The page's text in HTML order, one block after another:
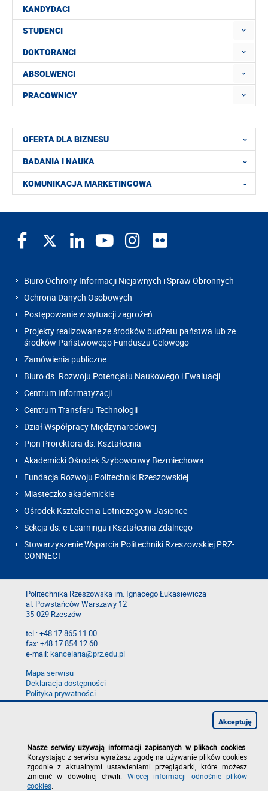
KANDYDACI
STUDENCI
DOKTORANCI
ABSOLWENCI
PRACOWNICY
OFERTA DLA BIZNESU
BADANIA I NAUKA
KOMUNIKACJA MARKETINGOWA
Biuro Ochrony Informacji Niejawnych i Spraw Obronnych
Ochrona Danych Osobowych
Postępowanie w sytuacji zagrożeń
Projekty realizowane ze środków budżetu państwa lub ze
środków Państwowego Funduszu Celowego
Zamówienia publiczne
Biuro ds. Rozwoju Potencjału Naukowego i Ewaluacji
Centrum Informatyzacji
Centrum Transferu Technologii
Dział Współpracy Międzynarodowej
Pion Prorektora ds. Kształcenia
Akademicki Ośrodek Szybowcowy Bezmiechowa
Fundacja Rozwoju Politechniki Rzeszowskiej
Miasteczko akademickie
Ośrodek Kształcenia Lotniczego w Jasionce
Sekcja ds. e-Learningu i Kształcenia Zdalnego
Stowarzyszenie Wsparcia Politechniki Rzeszowskiej PRZ-
CONNECT
Politechnika Rzeszowska im. Ignacego Łukasiewicza
al. Powstańców Warszawy 12
35-029 Rzeszów
tel.: +48 17 865 11 00
fax: +48 17 854 12 60
e-mail:kancelaria@prz.edu.pl
Mapa serwisu
Deklaracja dostępności
Polityka prywatności
Zgłoś błąd na stronie
Nasze serwisy używają informacji zapisanych w plikach cookies
Korzystając z serwisu wyrażasz zgodę na używanie plików cookies
zgodnie z aktualnymi ustawieniami przeglądarki, które możesz
zmienić w dowolnej chwili. Więcej informacji odnośnie plików
cookies
Akceptuję